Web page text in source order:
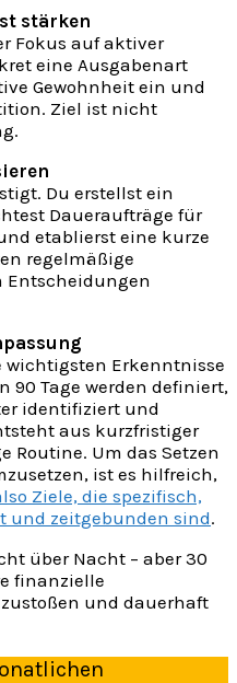
stärken
Fokus auf aktiver
eine Ausgabenart
Gewohnheit ein und
Ziel ist nicht
Du erstellst ein
Daueraufträge für
etablierst eine kurze
regelmäßige
Entscheidungen
wichtigsten Erkenntnisse
90 Tage werden definiert,
identifiziert und
aus kurzfristiger
Routine. Um das Setzen
ist es hilfreich,
Ziele, die spezifisch,
und zeitgebunden sind.
über Nacht – aber 30
finanzielle
und dauerhaft